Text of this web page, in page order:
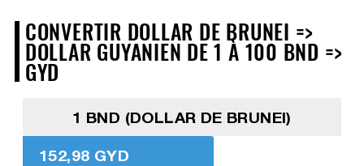
CONVERTIR DOLLAR DE BRUNEI =>
DOLLAR GUYANIEN DE 1 À 100 BND =>
GYD
1 BND (DOLLAR DE BRUNEI)
152,98 GYD